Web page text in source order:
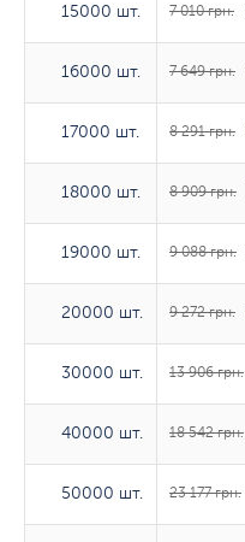
15000 шт.
16000 шт.
17000 шт.
18000 шт.
19000 шт.
20000 шт.
30000 шт.
40000 шт.
50000 шт.
15000 шт. 7 010 грн.
16000 шт. 7 649 грн.
17000 шт. 8 291 грн.
18000 шт. 8 909 грн.
19000 шт. 9 088 грн.
20000 шт. 9 272 грн.
30000 шт. 13 906 грн.
40000 шт. 18 542 грн.
50000 шт. 23 177 грн.